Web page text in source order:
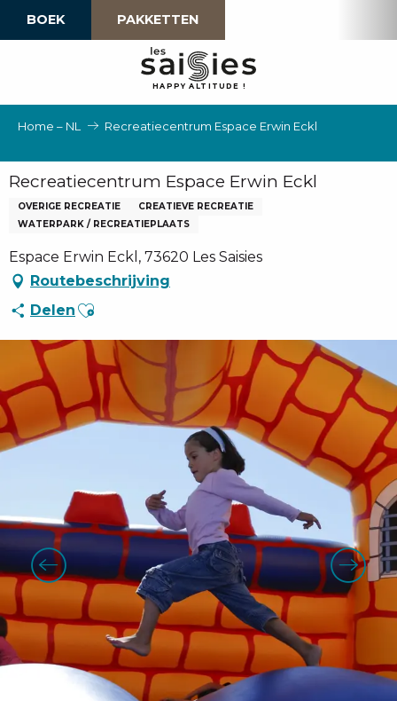
BOEK PAKKETTEN
HAPPY ALTI TU D E !
Home – NL Recreatiecentrum Espace Erwin Eckl
Recreatiecentrum Espace Erwin Eckl
OVERIGE RECREATIE
CREATIEVE RECREATIE
WATERPARK / RECREATIEPLAATS
Espace Erwin Eckl, 73620 Les Saisies
Routebeschrijving
Delen Ajouter aux favoris